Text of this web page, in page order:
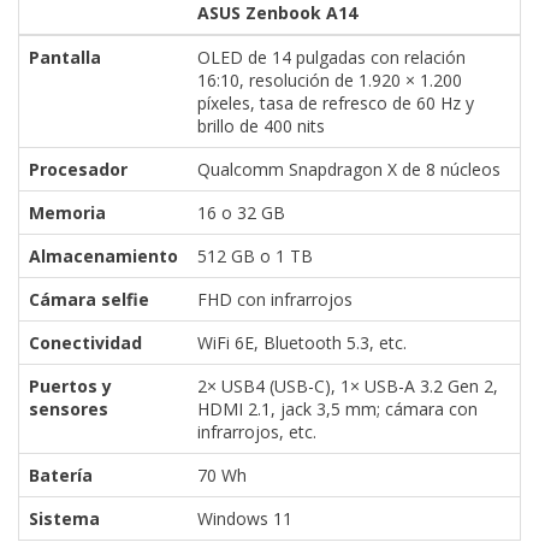
ASUS Zenbook A14
Pantalla
OLED de 14 pulgadas con relación
16:10, resolución de 1.920 × 1.200
píxeles, tasa de refresco de 60 Hz y
brillo de 400 nits
Procesador
Qualcomm Snapdragon X de 8 núcleos
Memoria
16 o 32 GB
Almacenamiento
512 GB o 1 TB
Cámara selfie
FHD con infrarrojos
Conectividad
WiFi 6E, Bluetooth 5.3, etc.
Puertos y
sensores
2× USB4 (USB-C), 1× USB-A 3.2 Gen 2,
HDMI 2.1, jack 3,5 mm; cámara con
infrarrojos, etc.
Batería
70 Wh
Sistema
Windows 11